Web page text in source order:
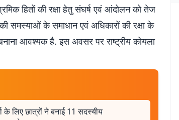
हितों की रक्षा हेतु संघर्ष एवं आंदोलन को तेज
समस्याओं के समाधान एवं अधिकारों की रक्षा के
आवश्यक है. इस अवसर पर राष्ट्रीय कोयला
लिए छात्रों ने बनाई 11 सदस्यीय